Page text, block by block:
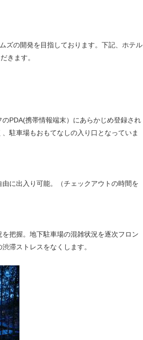
ズの開発を目指しております。 下記、ホテル
きます。
PDA(携帯情報端末）にあらかじめ登録され
駐車場もおもてなしの入り口となっていま
に出入り可能。（チェックアウトの時間を
把握。地下駐車場の混雑状況を逐次フロン
滞ストレスをなくします。